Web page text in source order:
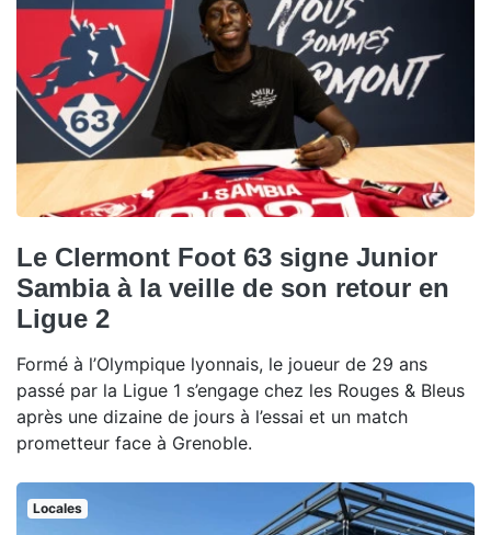
Le Clermont Foot 63 signe Junior
Sambia à la veille de son retour en
Ligue 2
Formé à l’Olympique lyonnais, le joueur de 29 ans
passé par la Ligue 1 s’engage chez les Rouges & Bleus
après une dizaine de jours à l’essai et un match
prometteur face à Grenoble.
Locales